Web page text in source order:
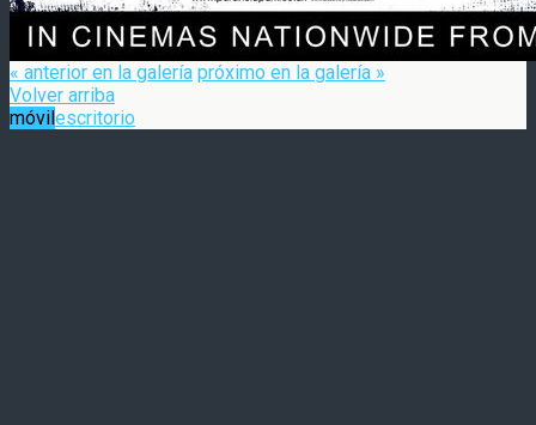
« anterior en la galería próximo en la galería »
Volver arriba
móvilescritorio